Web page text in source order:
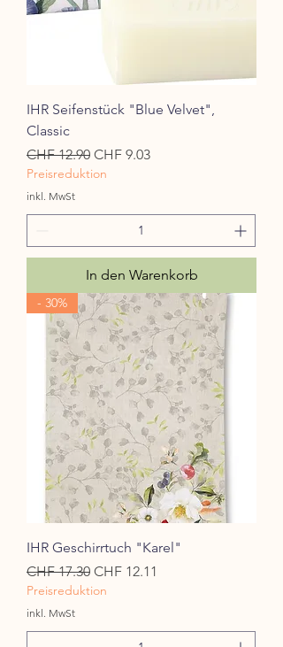
IHR Seifenstück "Blue Velvet",
Classic
Standardpreis
CHF 12.90 Sale-Preis
CHF 9.03
Preisreduktion
inkl. MwSt
In den Warenkorb
- 30%
IHR Geschirrtuch "Karel"
Standardpreis
CHF 17.30 Sale-Preis
CHF 12.11
Preisreduktion
inkl. MwSt